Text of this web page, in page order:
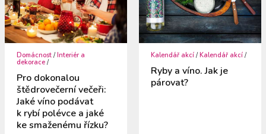
Domácnost /Interiér a
dekorace /
Pro dokonalou
štědrovečerní večeři:
Jaké víno podávat
k rybí polévce a jaké
ke smaženému řízku?
Kalendář akcí /Kalendář akcí /
Ryby a víno. Jak je
párovat?